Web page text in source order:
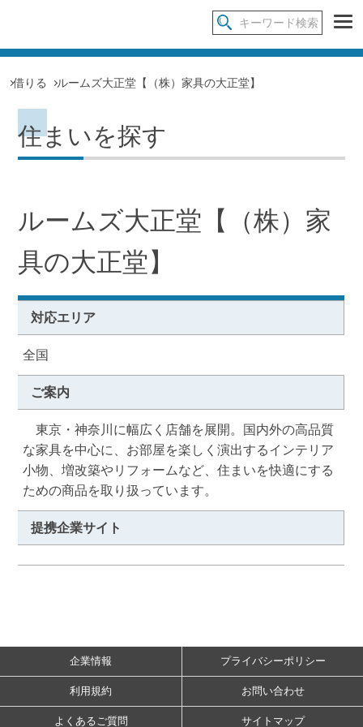
借りる ルームズ大正堂【（株）家具の大正堂】
住まいを探す
ルームズ大正堂【（株）家
具の大正堂】
対応エリア
全国
ご案内
東京・神奈川に幅広く店舗を展開。国内外の高品質
な家具を中心に、お部屋を楽しく演出するインテリア
小物、増改築やリフォームなど、住まいを快適にする
ための商品を取り扱っています。
提携企業サイト
企業情報 プライバシーポリシー
利用規約 お問い合わせ
よくあるご質問 サイトマップ